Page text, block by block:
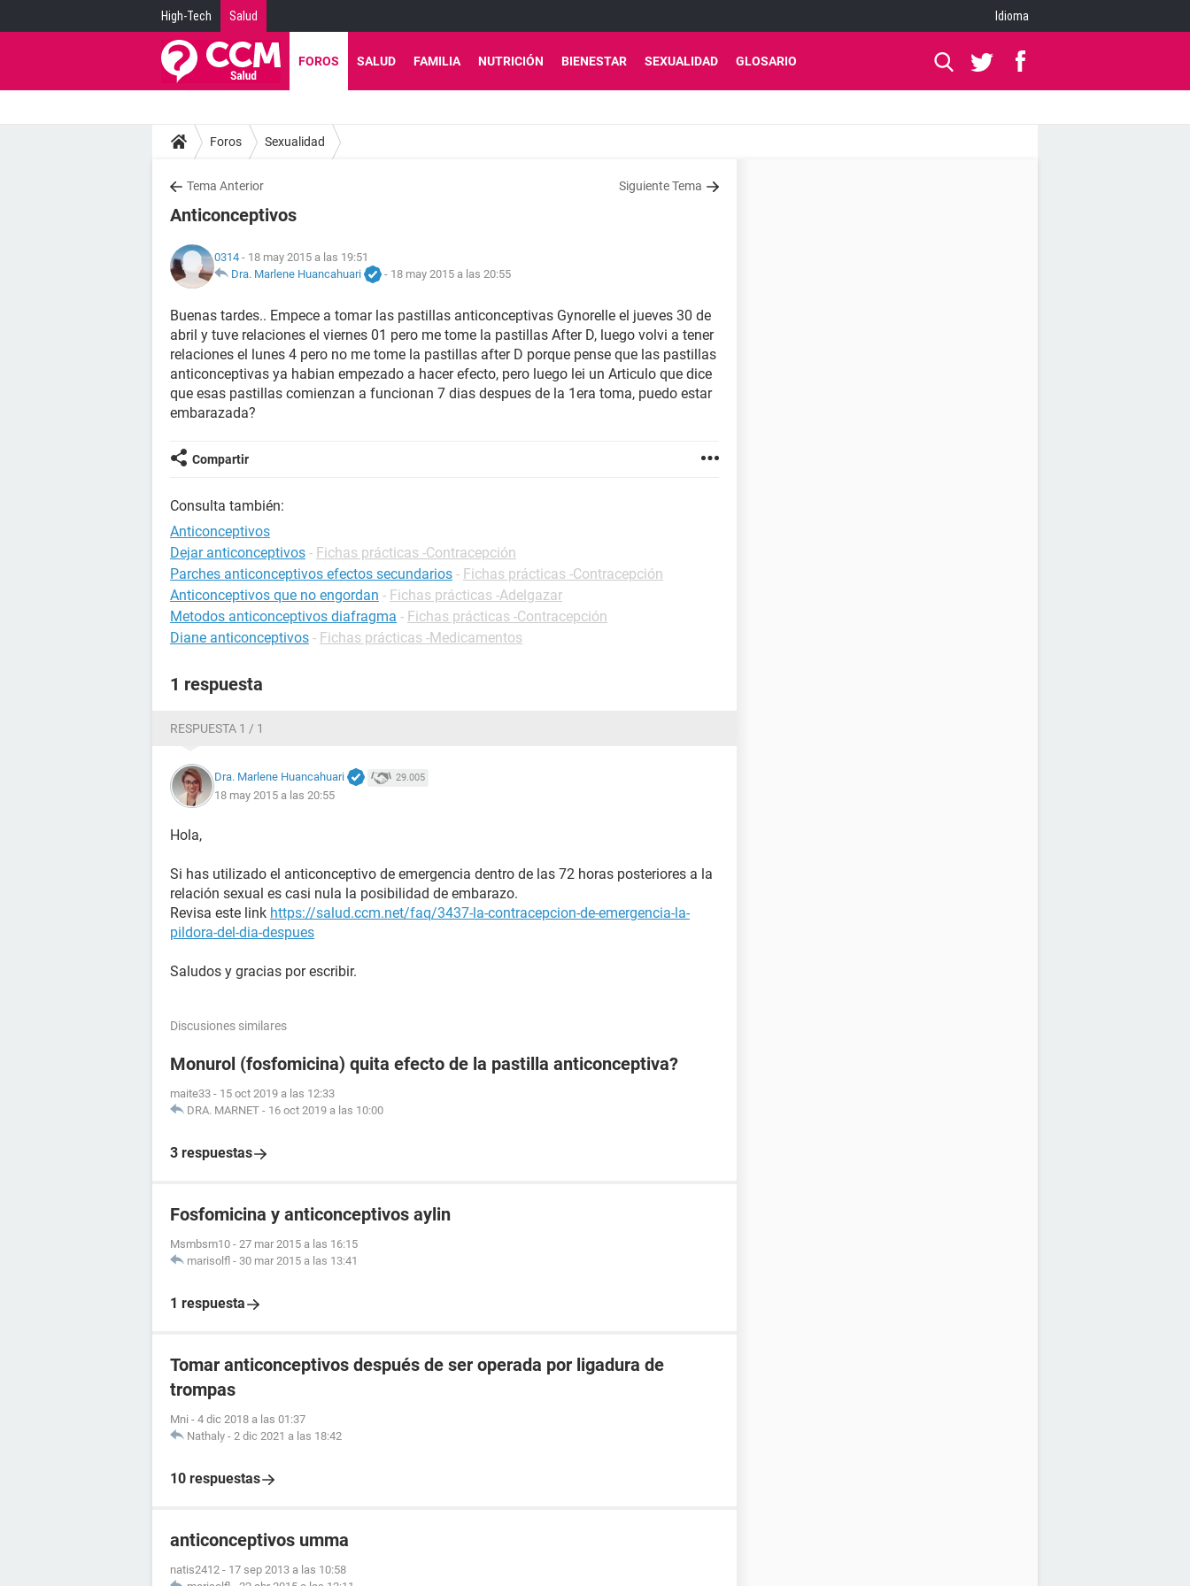
High-Tech Salud Idioma
FOROS SALUD FAMILIA NUTRICIÓN BIENESTAR SEXUALIDAD GLOSARIO
Foros Sexualidad
Tema Anterior Siguiente Tema
Anticonceptivos
0314 - 18 may 2015 a las 19:51
Dra. Marlene Huancahuari
- 18 may 2015 a las 20:55
Buenas tardes.. Empece a tomar las pastillas anticonceptivas Gynorelle el jueves 30 de
abril y tuve relaciones el viernes 01 pero me tome la pastillas After D, luego volvi a tener
relaciones el lunes 4 pero no me tome la pastillas after D porque pense que las pastillas
anticonceptivas ya habian empezado a hacer efecto, pero luego lei un Articulo que dice
que esas pastillas comienzan a funcionan 7 dias despues de la 1era toma, puedo estar
embarazada?
Compartir
Consulta también:
Anticonceptivos
Dejar anticonceptivos - Fichas prácticas -Contracepción
Parches anticonceptivos efectos secundarios - Fichas prácticas -Contracepción
Anticonceptivos que no engordan - Fichas prácticas -Adelgazar
Metodos anticonceptivos diafragma - Fichas prácticas -Contracepción
Diane anticonceptivos - Fichas prácticas -Medicamentos
1 respuesta
RESPUESTA 1 / 1
Dra. Marlene Huancahuari 29.005
18 may 2015 a las 20:55
Hola,
Si has utilizado el anticonceptivo de emergencia dentro de las 72 horas posteriores a la
relación sexual es casi nula la posibilidad de embarazo.
Revisa este link https://salud.ccm.net/faq/3437-la-contracepcion-de-emergencia-la-
pildora-del-dia-despues
Saludos y gracias por escribir.
Discusiones similares
Monurol (fosfomicina) quita efecto de la pastilla anticonceptiva?
maite33 - 15 oct 2019 a las 12:33
DRA. MARNET - 16 oct 2019 a las 10:00
3 respuestas
Fosfomicina y anticonceptivos aylin
Msmbsm10 - 27 mar 2015 a las 16:15
marisolfl - 30 mar 2015 a las 13:41
1 respuesta
Tomar anticonceptivos después de ser operada por ligadura de
trompas
Mni - 4 dic 2018 a las 01:37
Nathaly - 2 dic 2021 a las 18:42
10 respuestas
anticonceptivos umma
natis2412 - 17 sep 2013 a las 10:58